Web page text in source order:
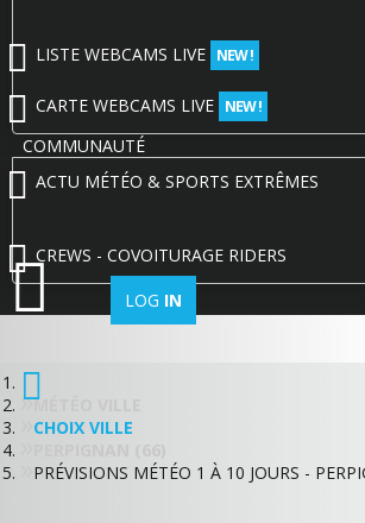
LISTE WEBCAMS LIVE NEW !
CARTE WEBCAMS LIVE NEW !
COMMUNAUTÉ
ACTU MÉTÉO & SPORTS EXTRÊMES
CREWS - COVOITURAGE RIDERS
LOG IN
MÉTÉO VILLE
CHOIX VILLE
PRÉVISIONS MÉTÉO 1 À 10 JOURS -